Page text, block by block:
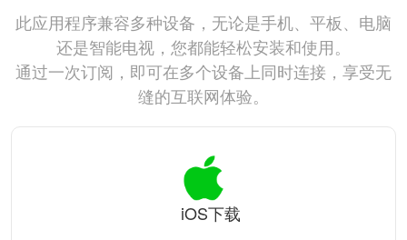
此应用程序兼容多种设备，无论是手机、平板、电脑
还是智能电视，您都能轻松安装和使用。
通过一次订阅，即可在多个设备上同时连接，享受无
缝的互联网体验。
iOS下载